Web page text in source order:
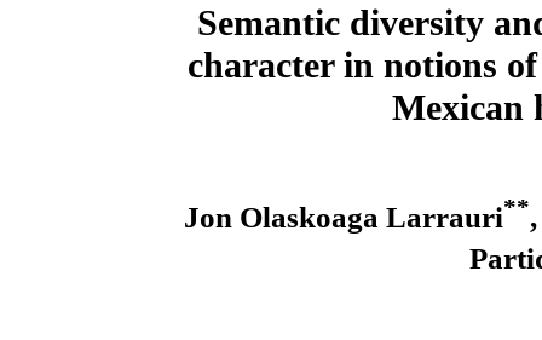
Semantic diversity
character in notions
Mexican
Jon Olaskoaga Larrauri**